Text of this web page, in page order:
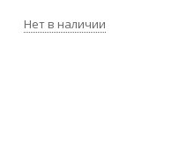
Нет в наличии